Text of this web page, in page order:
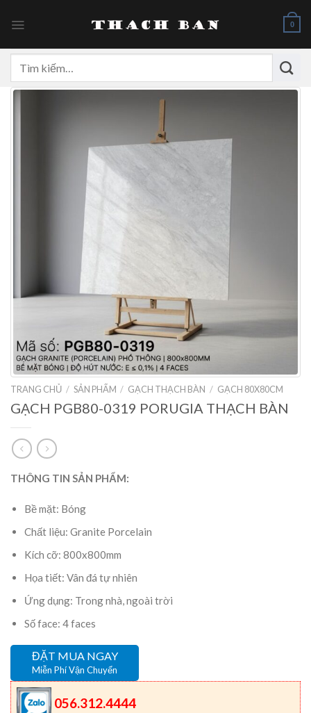
0
kiếm:
TRANG CHỦ / SẢN PHẨM / GẠCH THẠCH BÀN / GẠCH 80X80CM
GẠCH PGB80-0319 PORUGIA THẠCH BÀN
THÔNG TIN SẢN PHẨM:
Bề mặt: Bóng
Chất liệu: Granite Porcelain
Kích cỡ: 800x800mm
Họa tiết: Vân đá tự nhiên
Ứng dụng: Trong nhà, ngoài trời
Số face: 4 faces
ĐẶT MUA NGAY
Miễn Phí Vận Chuyển
056.312.4444